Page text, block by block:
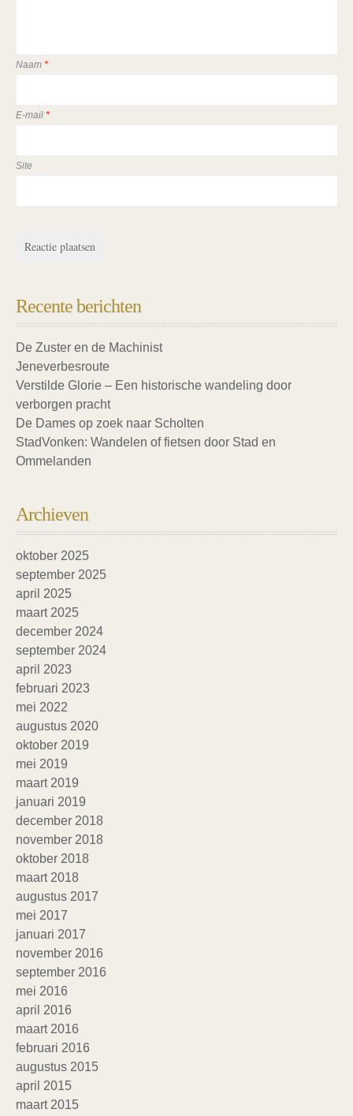
Naam *
E-mail *
Site
Recente berichten
De Zuster en de Machinist
Jeneverbesroute
Verstilde Glorie – Een historische wandeling door
verborgen pracht
De Dames op zoek naar Scholten
StadVonken: Wandelen of fietsen door Stad en
Ommelanden
Archieven
oktober 2025
september 2025
april 2025
maart 2025
december 2024
september 2024
april 2023
februari 2023
mei 2022
augustus 2020
oktober 2019
mei 2019
maart 2019
januari 2019
december 2018
november 2018
oktober 2018
maart 2018
augustus 2017
mei 2017
januari 2017
november 2016
september 2016
mei 2016
april 2016
maart 2016
februari 2016
augustus 2015
april 2015
maart 2015